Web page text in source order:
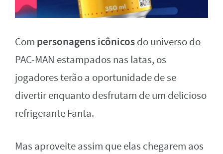
Com personagens icônicosdo universo do
PAC-MAN estampados nas latas, os
jogadores terão a oportunidade de se
divertir enquanto desfrutam de um delicioso
refrigerante Fanta.
Mas aproveite assim que elas chegarem aos